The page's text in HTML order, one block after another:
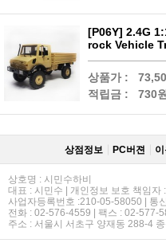
[P06Y] 2.4G
rock Vehicle
상품가 :
적립금 : 730원
상점정보 PC버젼
상호명 : 시민수하비
대표 : 시민수 | 개인정보 보호 책임자
사업자등록번호 :210-05-58050 | 통
전화 : 02-576-4559 | 팩스 : 02-577-
주소 : 서울시 서초구 양재동 288-4